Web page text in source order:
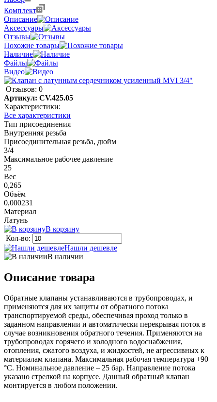
Комплект
Описание
Аксессуары
Отзывы
Похожие товары
Наличие
Файлы
Видео
Отзывов: 0
Артикул: CV.425.05
Характеристики:
Все характеристики
Тип присоединения
Внутренняя резьба
Присоединительная резьба, дюйм
3/4
Максимальное рабочее давление
25
Вес
0,265
Объём
0,000231
Материал
Латунь
В корзину
Кол-во:
Нашли дешевле
В наличии
Описание товара
Обратные клапаны устанавливаются в трубопроводах, и
применяются для их защиты от обратного потока
транспортируемой среды, обеспечивая проход только в
заданном направлении и автоматически перекрывая поток в
случае возникновения обратного течения. Применяются на
трубопроводах горячего и холодного водоснабжения,
отопления, сжатого воздуха, и жидкостей, не агрессивных к
материалам клапана. Максимальная рабочая температура +90
°С. Номинальное давление – 25 бар. Направление потока
указано стрелкой на корпусе. Данный обратный клапан
монтируется в любом положении.